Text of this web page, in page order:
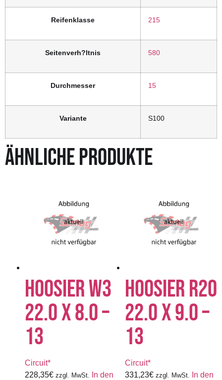
Reifenklasse 215
Seitenverh?ltnis 580
Durchmesser 15
Variante S100
ÄHNLICHE PRODUKTE
HOOSIER W3
22.0 X 8.0 –
13
Circuit*
228,35€ zzgl. MwSt.
In den
HOOSIER R20
22.0 X 9.0 –
13
Circuit*
331,23€ zzgl. MwSt.
In den